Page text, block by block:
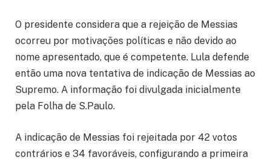
O presidente considera que a rejeição de Messias
ocorreu por motivações políticas e não devido ao
nome apresentado, que é competente. Lula defende
então uma nova tentativa de indicação de Messias ao
Supremo. A informação foi divulgada inicialmente
pela Folha de S.Paulo.
A indicação de Messias foi rejeitada por 42 votos
contrários e 34 favoráveis, configurando a primeira